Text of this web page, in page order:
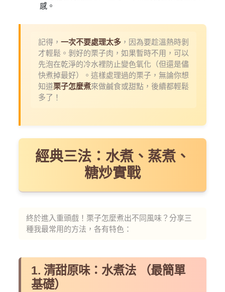
感。
記得， 一次不要處理太多 ，因為要趁溫熱時剝
才輕鬆。剝好的栗子肉，如果暫時不用，可以
先泡在乾淨的冷水裡防止變色氧化（但還是儘
快煮掉最好）。這樣處理過的栗子，無論你想
知道栗子怎麼煮來做鹹食或甜點，後續都輕鬆
多了！
經典三法：水煮、蒸煮、
糖炒實戰
終於進入重頭戲！栗子怎麼煮出不同風味？分享三
種我最常用的方法，各有特色：
1. 清甜原味：水煮法 （最簡單
基礎）